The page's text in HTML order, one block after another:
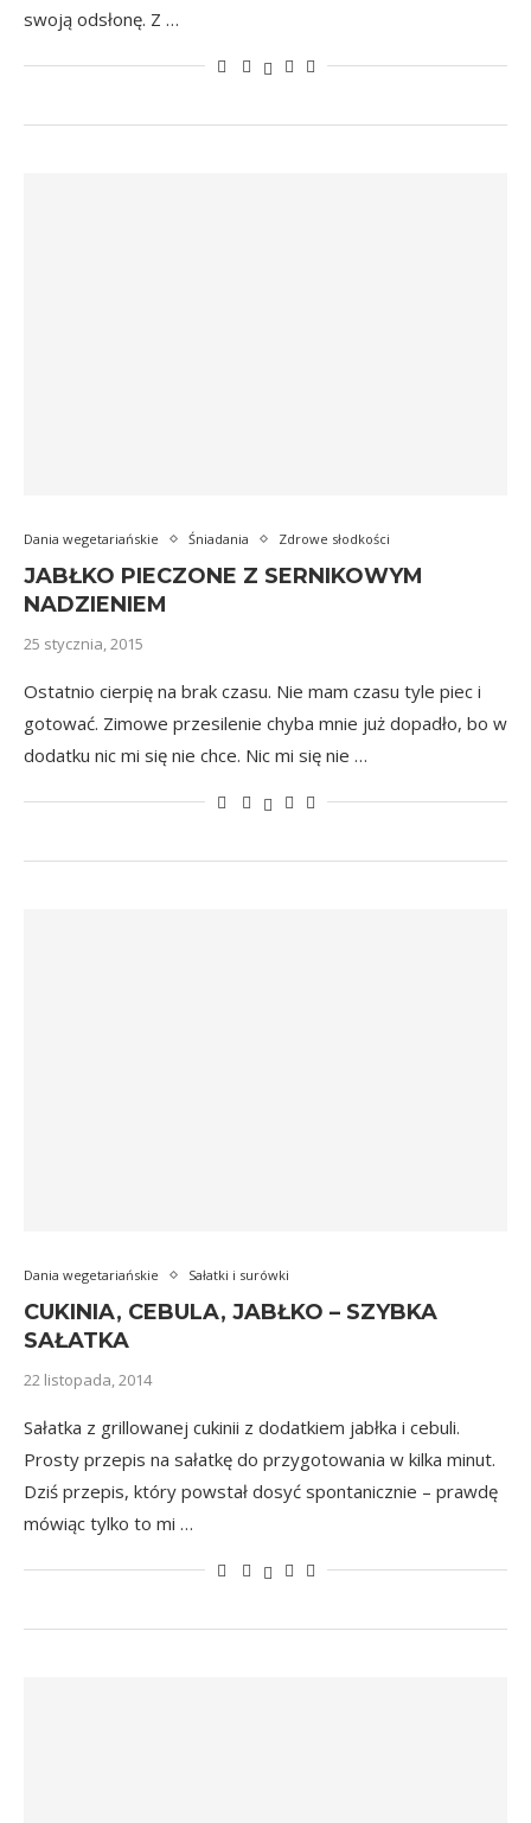
swoją odsłonę. Z …
Dania wegetariańskie Śniadania Zdrowe słodkości
JABŁKO PIECZONE Z SERNIKOWYM
NADZIENIEM
25 stycznia, 2015
Ostatnio cierpię na brak czasu. Nie mam czasu tyle piec i
gotować. Zimowe przesilenie chyba mnie już dopadło, bo w
dodatku nic mi się nie chce. Nic mi się nie …
Dania wegetariańskie Sałatki i surówki
CUKINIA, CEBULA, JABŁKO – SZYBKA
SAŁATKA
22 listopada, 2014
Sałatka z grillowanej cukinii z dodatkiem jabłka i cebuli.
Prosty przepis na sałatkę do przygotowania w kilka minut.
Dziś przepis, który powstał dosyć spontanicznie – prawdę
mówiąc tylko to mi …